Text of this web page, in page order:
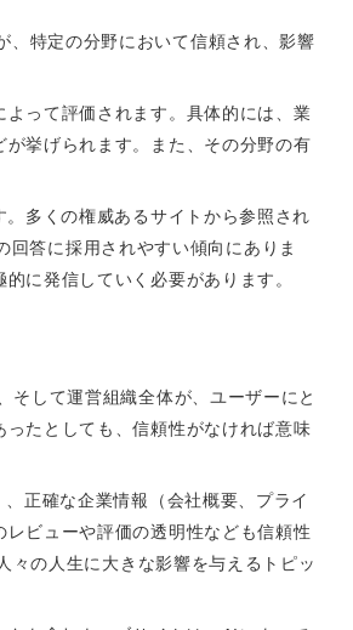
特定の分野において信頼され、影響
って評価されます。具体的には、業
挙げられます。また、その分野の有
多くの権威あるサイトから参照され
答に採用されやすい傾向にありま
に発信していく必要があります。
して運営組織全体が、ユーザーにと
たとしても、信頼性がなければ意味
正確な企業情報（会社概要、プライ
ビューや評価の透明性なども信頼性
の人生に大きな影響を与えるトピッ